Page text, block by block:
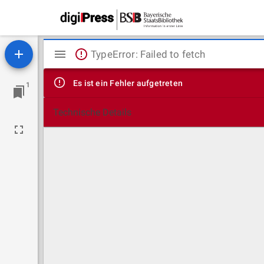
1
Mirador
Viewer
TypeError: Failed to fetch
Es ist ein Fehler aufgetreten
Technische Details